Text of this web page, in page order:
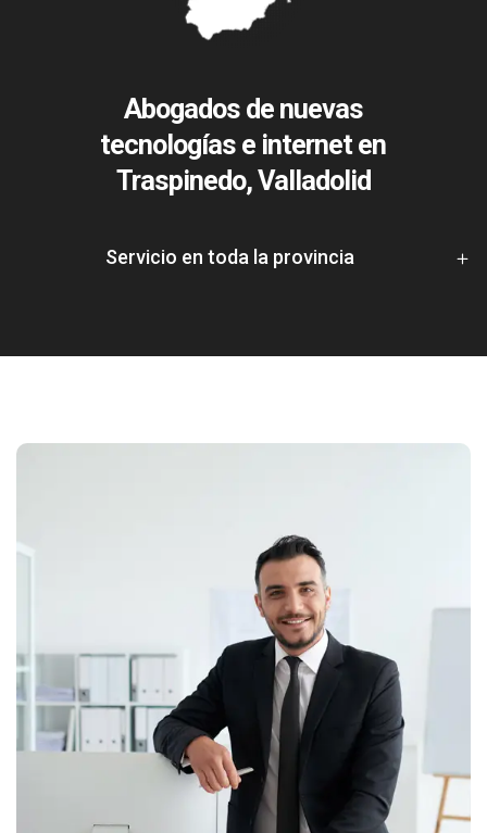
Abogados de nuevas
tecnologías e internet en
Traspinedo, Valladolid
Servicio en toda la provincia